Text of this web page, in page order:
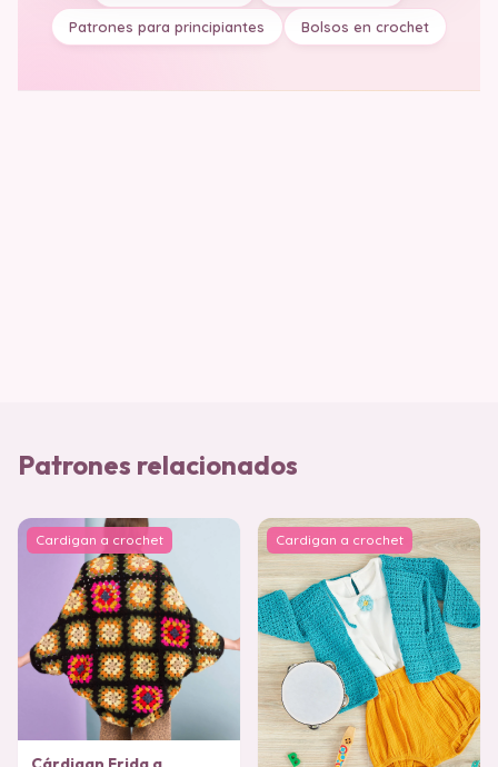
Patrones para principiantes Bolsos en crochet
Patrones relacionados
Cardigan a crochet Cardigan a crochet